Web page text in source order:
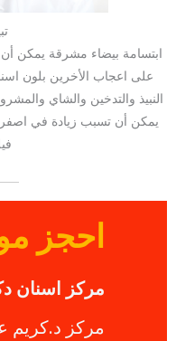
ابتسامة بيضاء مشرقة يمكن
على اعجاب الأخرين بلون
النبيذ والتدخين والشاي
يمكن أن تسبب زيادة في
احجز
مركز اسنان
مركز د.كريم